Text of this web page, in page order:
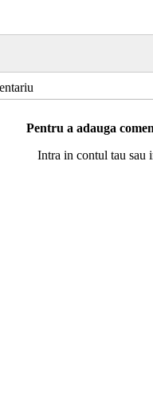
Pentru a adauga
Intra in contul tau sau